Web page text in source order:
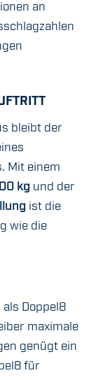
an
bleibt der
Mit einem
kg und der
ist die
wie die
als Doppel8
maximale
genügt ein
für